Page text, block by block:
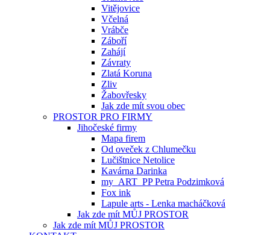
Vitějovice
Včelná
Vrábče
Záboří
Zahájí
Závraty
Zlatá Koruna
Zliv
Žabovřesky
Jak zde mít svou obec
PROSTOR PRO FIRMY
Jihočeské firmy
Mapa firem
Od oveček z Chlumečku
Lučištnice Netolice
Kavárna Darinka
my_ART_PP Petra Podzimková
Fox ink
Lapule arts - Lenka macháčková
Jak zde mít MŮJ PROSTOR
Jak zde mít MŮJ PROSTOR